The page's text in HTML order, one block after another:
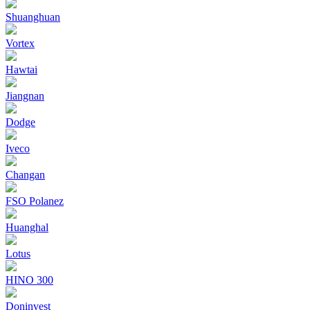
Shuanghuan
Vortex
Hawtai
Jiangnan
Dodge
Iveco
Changan
FSO Polanez
Huanghal
Lotus
HINO 300
Doninvest